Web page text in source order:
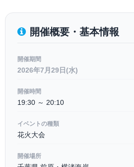
開催概要・基本情報
開催期間
2026年7月29日(水)
開催時間
19:30 ～ 20:10
イベントの種類
花火大会
開催場所